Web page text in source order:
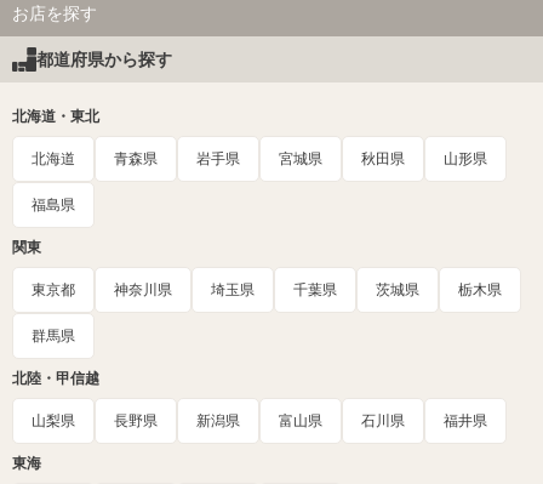
お店を探す
都道府県から探す
北海道・東北
北海道 青森県 岩手県 宮城県 秋田県 山形県
福島県
関東
東京都 神奈川県 埼玉県 千葉県 茨城県 栃木県
群馬県
北陸・甲信越
山梨県 長野県 新潟県 富山県 石川県 福井県
東海